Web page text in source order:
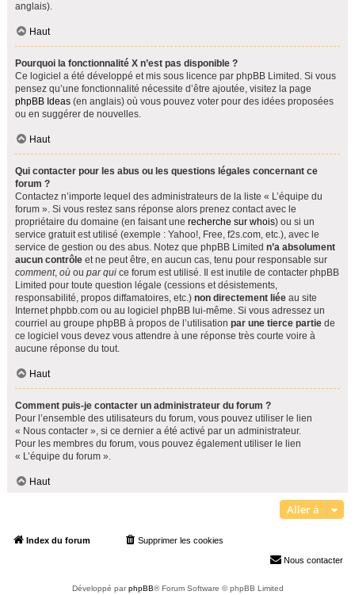
anglais).
Haut
Pourquoi la fonctionnalité X n’est pas disponible ?
Ce logiciel a été développé et mis sous licence par phpBB Limited. Si vous
pensez qu’une fonctionnalité nécessite d’être ajoutée, visitez la page
phpBB Ideas (en anglais) où vous pouvez voter pour des idées proposées
ou en suggérer de nouvelles.
Haut
Qui contacter pour les abus ou les questions légales concernant ce
forum ?
Contactez n’importe lequel des administrateurs de la liste « L’équipe du
forum ». Si vous restez sans réponse alors prenez contact avec le
propriétaire du domaine (en faisant une recherche sur whois) ou si un
service gratuit est utilisé (exemple : Yahoo!, Free, f2s.com, etc.), avec le
service de gestion ou des abus. Notez que phpBB Limited n’a absolument
aucun contrôle et ne peut être, en aucun cas, tenu pour responsable sur
comment, où ou par qui ce forum est utilisé. Il est inutile de contacter phpBB
Limited pour toute question légale (cessions et désistements,
responsabilité, propos diffamatoires, etc.) non directement liée au site
Internet phpbb.com ou au logiciel phpBB lui-même. Si vous adressez un
courriel au groupe phpBB à propos de l’utilisation par une tierce partie de
ce logiciel vous devez vous attendre à une réponse très courte voire à
aucune réponse du tout.
Haut
Comment puis-je contacter un administrateur du forum ?
Pour l’ensemble des utilisateurs du forum, vous pouvez utiliser le lien
« Nous contacter », si ce dernier a été activé par un administrateur.
Pour les membres du forum, vous pouvez également utiliser le lien
« L’équipe du forum ».
Haut
Aller à
Index du forum Supprimer les cookies
Nous contacter
Développé parphpBB® Forum Software © phpBB Limited